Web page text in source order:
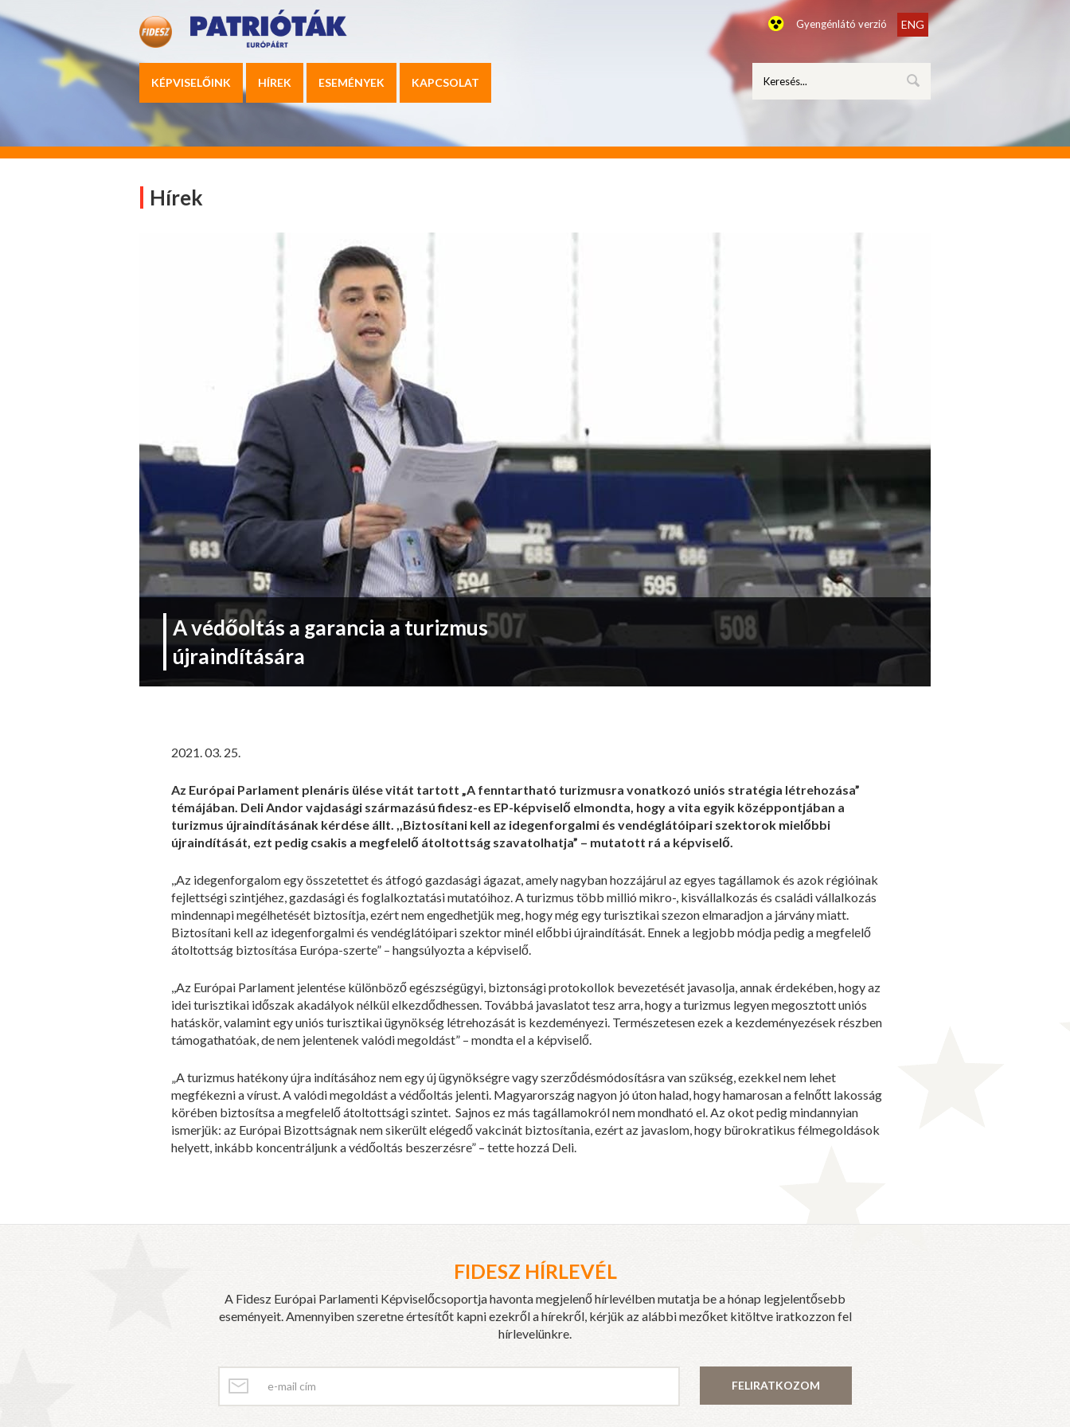
Gyengénlátó verzió ENG
KÉPVISELŐINK HÍREK ESEMÉNYEK KAPCSOLAT
Hírek
A védőoltás a garancia a turizmus
újraindítására
2021. 03. 25.
Az Európai Parlament plenáris ülése vitát tartott „A fenntartható turizmusra vonatkozó uniós stratégia létrehozása”
témájában. Deli Andor vajdasági származású fidesz-es EP-képviselő elmondta, hogy a vita egyik középpontjában a
turizmus újraindításának kérdése állt. ,,Biztosítani kell az idegenforgalmi és vendéglátóipari szektorok mielőbbi
újraindítását, ezt pedig csakis a megfelelő átoltottság szavatolhatja” – mutatott rá a képviselő.
,,Az idegenforgalom egy összetettet és átfogó gazdasági ágazat, amely nagyban hozzájárul az egyes tagállamok és azok régióinak
fejlettségi szintjéhez, gazdasági és foglalkoztatási mutatóihoz. A turizmus több millió mikro-, kisvállalkozás és családi vállalkozás
mindennapi megélhetését biztosítja, ezért nem engedhetjük meg, hogy még egy turisztikai szezon elmaradjon a járvány miatt.
Biztosítani kell az idegenforgalmi és vendéglátóipari szektor minél előbbi újraindítását. Ennek a legjobb módja pedig a megfelelő
átoltottság biztosítása Európa-szerte” – hangsúlyozta a képviselő.
,,Az Európai Parlament jelentése különböző egészségügyi, biztonsági protokollok bevezetését javasolja, annak érdekében, hogy az
idei turisztikai időszak akadályok nélkül elkezdődhessen. Továbbá javaslatot tesz arra, hogy a turizmus legyen megosztott uniós
hatáskör, valamint egy uniós turisztikai ügynökség létrehozását is kezdeményezi. Természetesen ezek a kezdeményezések részben
támogathatóak, de nem jelentenek valódi megoldást” – mondta el a képviselő.
„A turizmus hatékony újra indításához nem egy új ügynökségre vagy szerződésmódosításra van szükség, ezekkel nem lehet
megfékezni a vírust. A valódi megoldást a védőoltás jelenti. Magyarország nagyon jó úton halad, hogy hamarosan a felnőtt lakosság
körében biztosítsa a megfelelő átoltottsági szintet. Sajnos ez más tagállamokról nem mondható el. Az okot pedig mindannyian
ismerjük: az Európai Bizottságnak nem sikerült elégedő vakcinát biztosítania, ezért az javaslom, hogy bürokratikus félmegoldások
helyett, inkább koncentráljunk a védőoltás beszerzésre” – tette hozzá Deli.
FIDESZ HÍRLEVÉL
A Fidesz Európai Parlamenti Képviselőcsoportja havonta megjelenő hírlevélben mutatja be a hónap legjelentősebb
eseményeit. Amennyiben szeretne értesítőt kapni ezekről a hírekről, kérjük az alábbi mezőket kitöltve iratkozzon fel
hírlevelünkre.
FELIRATKOZOM